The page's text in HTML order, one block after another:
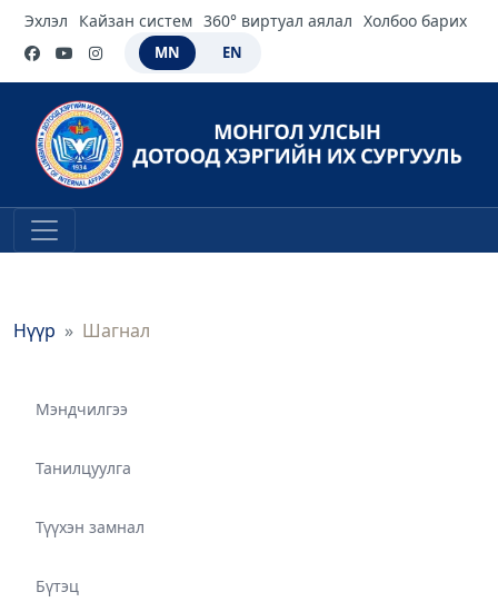
Эхлэл Кайзан систем 360° виртуал аялал Холбоо барих
MN EN
Нүүр Шагнал
Мэндчилгээ
Танилцуулга
Түүхэн замнал
Бүтэц